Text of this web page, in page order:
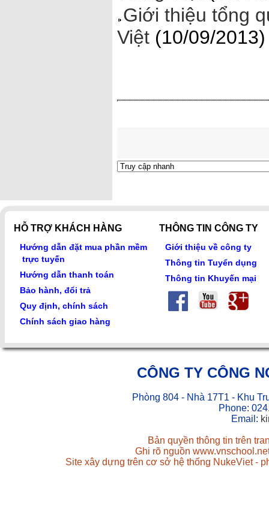
Giới thiệu tổng
Việt (10/09/2013)
HỖ TRỢ KHÁCH HÀNG
Hướng dẫn đặt mua phần mềm
trực tuyến
Hướng dẫn thanh toán
Bảo hành, đổi trả
Quy định, chính sách
Chính sách giao hàng
THÔNG TIN CÔNG TY
Giới thiệu về công ty
Thông tin Tuyển dụng
Thông tin Khuyến mại
CÔNG TY CÔNG
Phòng 804 - Nhà 17T1 - Khu
Phone:
Email:
Bản quyền thông tin trên
Ghi rõ nguồn
Site xây dựng trên cơ sở hệ thống NukeViet -